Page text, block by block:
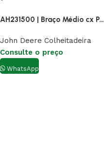
AH231500 | Braço Médio cx Peneira
John Deere Colheitadeira
Consulte o preço
WhatsApp